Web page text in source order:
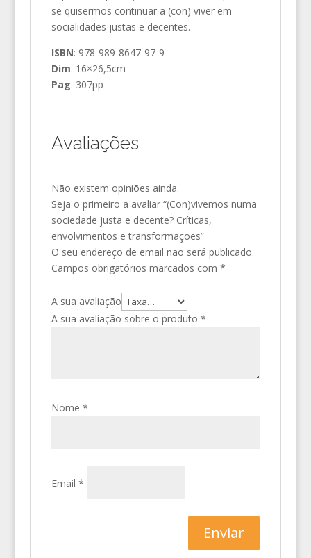
se quisermos continuar a (con) viver em
socialidades justas e decentes.
ISBN: 978-989-8647-97-9
Dim: 16×26,5cm
Pag: 307pp
Avaliações
Não existem opiniões ainda.
Seja o primeiro a avaliar “(Con)vivemos numa
sociedade justa e decente? Críticas,
envolvimentos e transformações”
O seu endereço de email não será publicado.
Campos obrigatórios marcados com *
A sua avaliação
A sua avaliação sobre o produto *
Nome *
Email *